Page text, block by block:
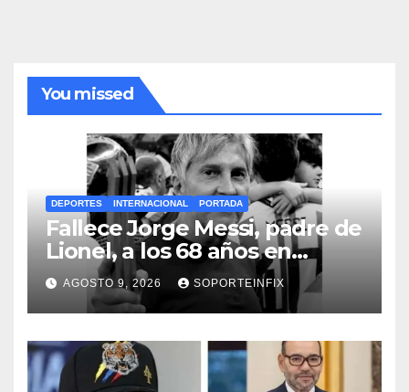
You missed
DEPORTES INTERNACIONAL PORTADA
Fallece Jorge Messi, padre de
Lionel, a los 68 años en
Rosario
AGOSTO 9, 2026 SOPORTEINFIX